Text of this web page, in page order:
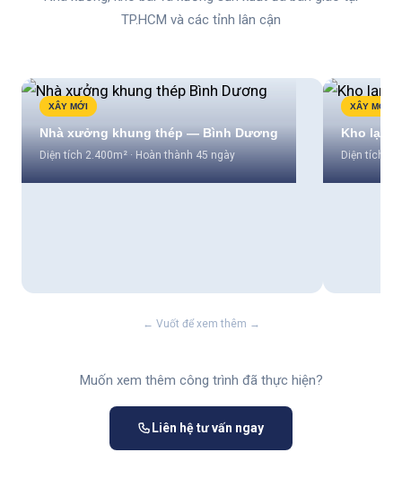
TP.HCM và các tỉnh lân cận
XÂY MỚI
Nhà xưởng khung thép — Bình Dương
Diện tích 2.400m² · Hoàn thành 45 ngày
XÂY MỚI
Kho lạnh
Diện tích
← Vuốt để xem thêm →
Muốn xem thêm công trình đã thực hiện?
Liên hệ tư vấn ngay